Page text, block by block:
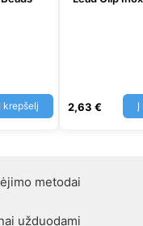
Į krepšelį 2,63 € Į
metodai
užduodami